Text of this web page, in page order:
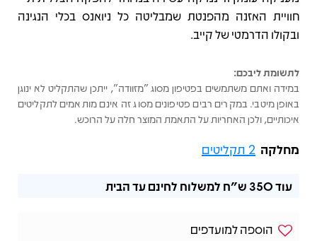
חוויית האזנה מהפנטת שמבליטה כל ניואנס בכלי הנגינה
ובקולו הדרמטי של קייב.
לתשומת ליבכם:
במידה ואתם משתמשים בפטיפון מסוג "מזוודה", ייתכן שהתקליט לא ינוגן
באופן מיטבי. במקרים רבים פטיפונים מסוג זה אינם מותאמים לתקליטים
איכותיים, ולכן האחריות על התאמת המוצר חלה על הרוכש.
מחלקה 2 תקליטים
עוד350 ש"ח למשלוח לחינם עד הבית
הוספה למועדפים